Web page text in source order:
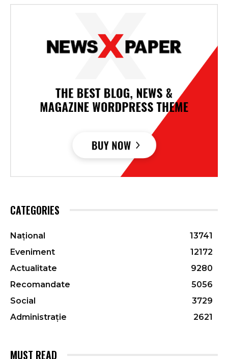
CATEGORIES
Național
13741
Eveniment
12172
Actualitate
9280
Recomandate
5056
Social
3729
Administrație
2621
MUST READ